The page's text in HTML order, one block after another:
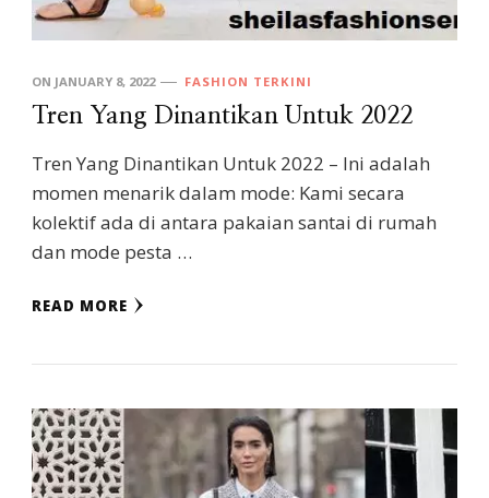
ON JANUARY 8, 2022 FASHION TERKINI
Tren Yang Dinantikan Untuk 2022
Tren Yang Dinantikan Untuk 2022 – Ini adalah
momen menarik dalam mode: Kami secara
kolektif ada di antara pakaian santai di rumah
dan mode pesta …
READ MORE